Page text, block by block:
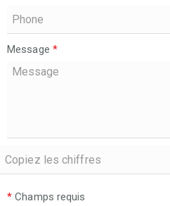
Message *
* Champs requis